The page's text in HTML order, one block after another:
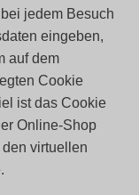
jedem Besuch
eingeben,
auf dem
Cookie
ist das Cookie
Online-Shop
virtuellen